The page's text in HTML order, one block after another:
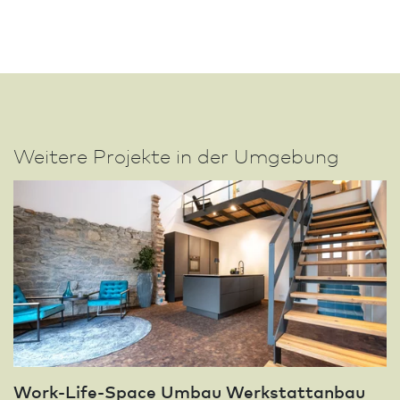
Weitere Projekte in der Umgebung
Work-Life-Space Umbau Werkstattanbau